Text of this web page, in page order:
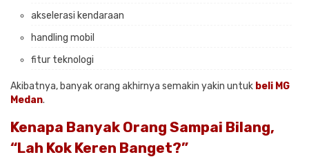
akselerasi kendaraan
handling mobil
fitur teknologi
Akibatnya, banyak orang akhirnya semakin yakin untuk beli MG
Medan.
Kenapa Banyak Orang Sampai Bilang,
“Lah Kok Keren Banget?”